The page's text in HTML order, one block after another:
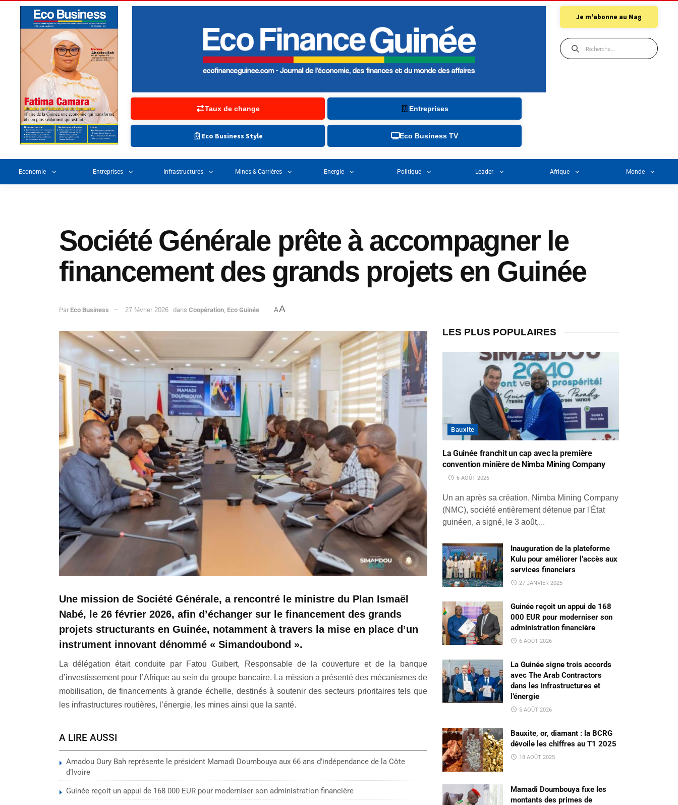
Taux de change
Eco Business Style
Entreprises
Eco Business TV
Je m'abonne au Mag
Economie Entreprises Infrastructures Mines & Carrières Energie Politique Leader Afrique Monde
Société Générale prête à accompagner le
financement des grands projets en Guinée
Par Eco Business 27 février 2026 dans Coopération Eco Guinée AA
Une mission de Société Générale, a rencontré le ministre du Plan Ismaël
Nabé, le 26 février 2026, afin d’échanger sur le financement des grands
projets structurants en Guinée, notamment à travers la mise en place d’un
instrument innovant dénommé « Simandoubond ».
La délégation était conduite par Fatou Guibert, Responsable de la couverture et de la banque
d’investissement pour l’Afrique au sein du groupe bancaire. La mission a présenté des mécanismes de
mobilisation, de financements à grande échelle, destinés à soutenir des secteurs prioritaires tels que
les infrastructures routières, l’énergie, les mines ainsi que la santé.
A LIRE AUSSI
Amadou Oury Bah représente le président Mamadi Doumbouya aux 66 ans d’indépendance de la Côte
d’Ivoire
Guinée reçoit un appui de 168 000 EUR pour moderniser son administration financière
LES PLUS POPULAIRES
Bauxite
La Guinée franchit un cap avec la première
convention minière de Nimba Mining Company
6 AOÛT 2026
Un an après sa création, Nimba Mining Company
(NMC), société entièrement détenue par l'État
guinéen, a signé, le 3 août,...
Inauguration de la plateforme
Kulu pour améliorer l’accès aux
services financiers
27 JANVIER 2025
Guinée reçoit un appui de 168
000 EUR pour moderniser son
administration financière
6 AOÛT 2026
La Guinée signe trois accords
avec The Arab Contractors
dans les infrastructures et
l’énergie
5 AOÛT 2026
Bauxite, or, diamant : la BCRG
dévoile les chiffres au T1 2025
18 AOÛT 2025
Mamadi Doumbouya fixe les
montants des primes de